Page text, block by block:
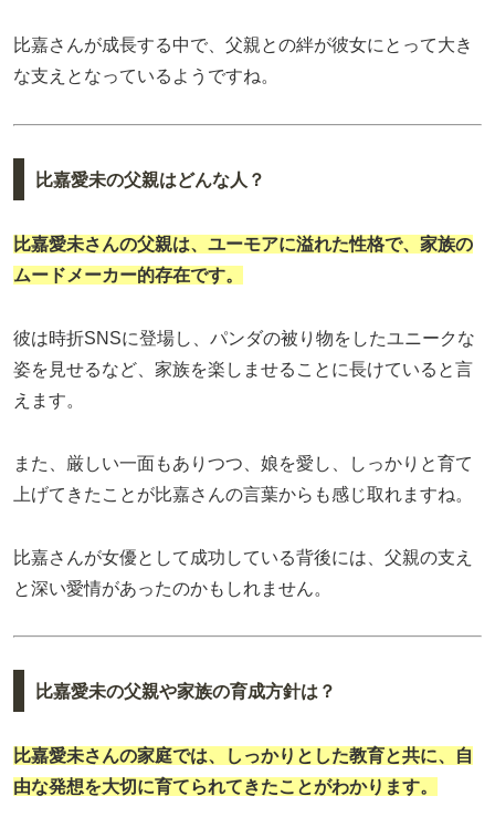
比嘉さんが成長する中で、父親との絆が彼女にとって大き
な支えとなっているようですね。
比嘉愛未の父親はどんな人？
比嘉愛未さんの父親は、ユーモアに溢れた性格で、家族の
ムードメーカー的存在です。
彼は時折SNSに登場し、パンダの被り物をしたユニークな
姿を見せるなど、家族を楽しませることに長けていると言
えます。
また、厳しい一面もありつつ、娘を愛し、しっかりと育て
上げてきたことが比嘉さんの言葉からも感じ取れますね。
比嘉さんが女優として成功している背後には、父親の支え
と深い愛情があったのかもしれません。
比嘉愛未の父親や家族の育成方針は？
比嘉愛未さんの家庭では、しっかりとした教育と共に、自
由な発想を大切に育てられてきたことがわかります。